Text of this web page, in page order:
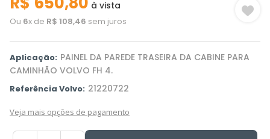
à vista
Ou 6x de R$ 108,46 sem juros
Aplicação: PAINEL DA PAREDE TRASEIRA DA CABINE PARA
CAMINHÃO VOLVO FH 4.
Referência Volvo: 21220722
Veja mais opções de pagamento